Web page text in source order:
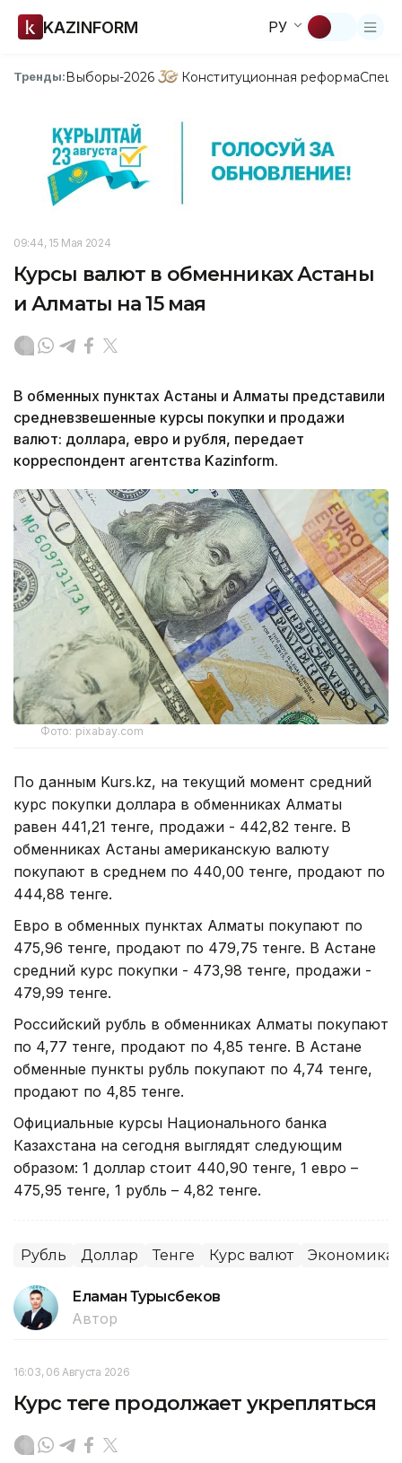
KAZINFORM РУ
Тренды:Выборы-2026 Конституционная реформа
09:44, 15 Мая 2024
Курсы валют в обменниках Астаны
и Алматы на 15 мая
В обменных пунктах Астаны и Алматы представили
средневзвешенные курсы покупки и продажи
валют: доллара, евро и рубля, передает
корреспондент агентства Kazinform.
Фото: pixabay.com
По данным Kurs.kz, на текущий момент средний
курс покупки доллара в обменниках Алматы
равен 441,21 тенге, продажи - 442,82 тенге. В
обменниках Астаны американскую валюту
покупают в среднем по 440,00 тенге, продают по
444,88 тенге.
Евро в обменных пунктах Алматы покупают по
475,96 тенге, продают по 479,75 тенге. В Астане
средний курс покупки - 473,98 тенге, продажи -
479,99 тенге.
Российский рубль в обменниках Алматы покупают
по 4,77 тенге, продают по 4,85 тенге. В Астане
обменные пункты рубль покупают по 4,74 тенге,
продают по 4,85 тенге.
Официальные курсы Национального банка
Казахстана на сегодня выглядят следующим
образом: 1 доллар стоит 440,90 тенге, 1 евро –
475,95 тенге, 1 рубль – 4,82 тенге.
Рубль Доллар Тенге Курс валют Экономика
Еламан Турысбеков
Автор
16:03, 06 Августа 2026
Курс теңге продолжает укрепляться